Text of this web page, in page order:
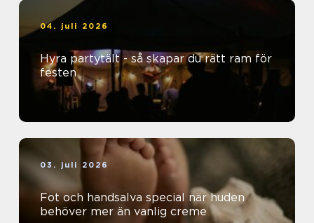
04. juli 2026
Hyra partytält - så skapar du rätt ram för
festen
03. juli 2026
Fot och handsalva special när huden
behöver mer än vanlig creme